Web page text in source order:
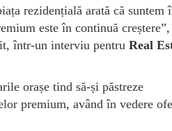
rezidențială arată că suntem
este în continuă creștere”,
într-un interviu pentru Real
orașe tind să-și păstreze
premium, având în vedere